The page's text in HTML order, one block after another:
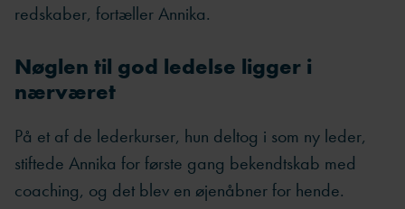
redskaber, fortæller Annika.
Nøglen til god ledelse ligger i
nærværet
På et af de lederkurser, hun deltog i som ny leder,
stiftede Annika for første gang bekendtskab med
coaching, og det blev en øjenåbner for hende.